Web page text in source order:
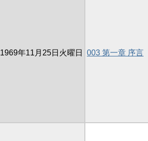
1969年11月25日火曜日 003 第一章 序言